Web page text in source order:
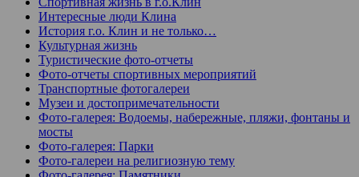
Интересные люди Клина
История г.о. Клин и не только…
Культурная жизнь
Туристические фото-отчеты
Фото-отчеты спортивных мероприятий
Транспортные фотогалереи
Музеи и достопримечательности
Фото-галерея: Водоемы, набережные, пляжи, фонтаны и
мосты
Фото-галерея: Парки
Фото-галереи на религиозную тему